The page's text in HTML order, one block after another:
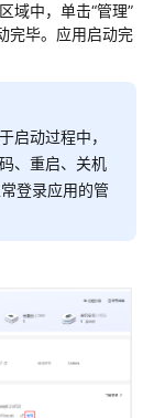
域中，单击“管理”
完毕。应用启动完
启动过程中，
、重启、关机
登录应用的管